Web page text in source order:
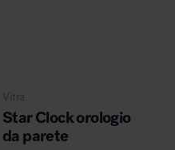
Vitra
Star Clock orologio
da parete